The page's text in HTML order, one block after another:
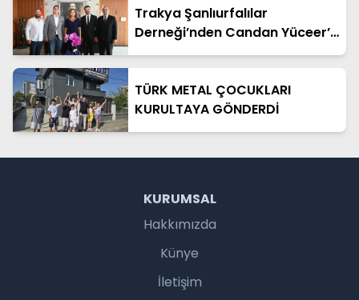
Trakya Şanlıurfalılar
Derneği’nden Candan Yüceer’e
Ziyaret
TÜRK METAL ÇOCUKLARI
KURULTAYA GÖNDERDİ
KURUMSAL
Hakkımızda
Künye
İletişim